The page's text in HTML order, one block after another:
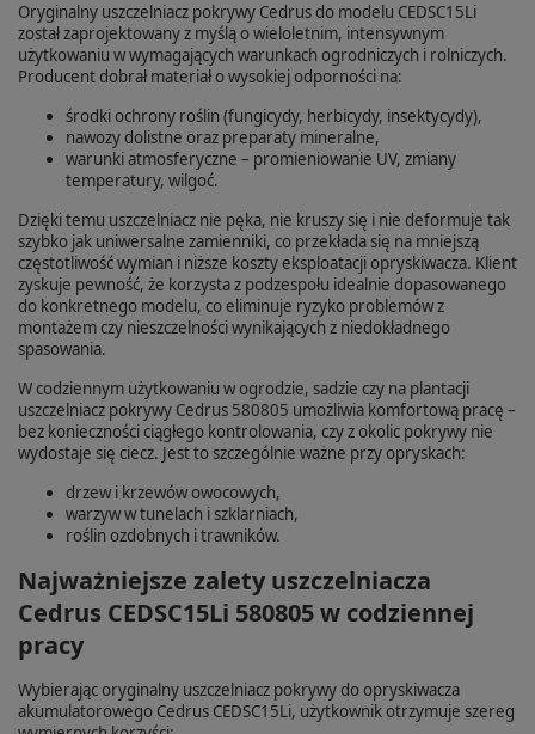
Oryginalny uszczelniacz pokrywy Cedrus do modelu CEDSC15Li
został zaprojektowany z myślą o wieloletnim, intensywnym
użytkowaniu w wymagających warunkach ogrodniczych i rolniczych.
Producent dobrał materiał o wysokiej odporności na:
środki ochrony roślin (fungicydy, herbicydy, insektycydy),
nawozy dolistne oraz preparaty mineralne,
warunki atmosferyczne – promieniowanie UV, zmiany
temperatury, wilgoć.
Dzięki temu uszczelniacz nie pęka, nie kruszy się i nie deformuje tak
szybko jak uniwersalne zamienniki, co przekłada się na mniejszą
częstotliwość wymian i niższe koszty eksploatacji opryskiwacza. Klient
zyskuje pewność, że korzysta z podzespołu idealnie dopasowanego
do konkretnego modelu, co eliminuje ryzyko problemów z
montażem czy nieszczelności wynikających z niedokładnego
spasowania.
W codziennym użytkowaniu w ogrodzie, sadzie czy na plantacji
uszczelniacz pokrywy Cedrus 580805 umożliwia komfortową pracę –
bez konieczności ciągłego kontrolowania, czy z okolic pokrywy nie
wydostaje się ciecz. Jest to szczególnie ważne przy opryskach:
drzew i krzewów owocowych,
warzyw w tunelach i szklarniach,
roślin ozdobnych i trawników.
Najważniejsze zalety uszczelniacza
Cedrus CEDSC15Li 580805 w codziennej
pracy
Wybierając oryginalny uszczelniacz pokrywy do opryskiwacza
akumulatorowego Cedrus CEDSC15Li, użytkownik otrzymuje szereg